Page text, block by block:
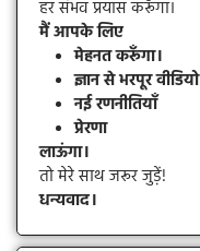
हर संभव प्रयास करूँगा।
मैं आपके लिए
मेहनत करूँगा।
ज्ञान से भरपूर वीडियो
नई रणनीतियाँ
प्रेरणा
लाऊंगा।
तो मेरे साथ जरूर जुड़ें!
धन्यवाद।